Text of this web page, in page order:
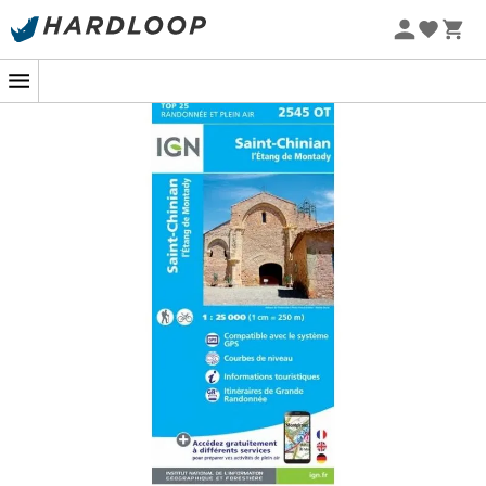
Promos d'été 🔥 -5 % EXTRA dès 2 produits* code Summer5